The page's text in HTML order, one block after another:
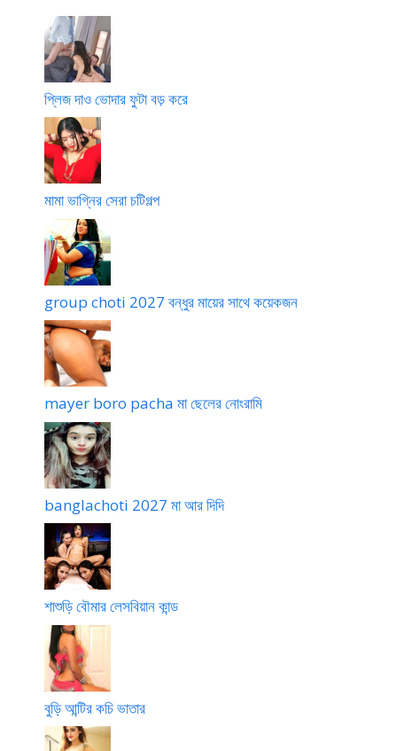
প্লিজ দাও ভোদার ফুটা বড় করে
মামা ভাগ্নির সেরা চটিগল্প
group choti 2027 বন্ধুর মায়ের সাথে কয়েকজন
mayer boro pacha মা ছেলের নোংরামি
banglachoti 2027 মা আর দিদি
শাশুড়ি বৌমার লেসবিয়ান কান্ড
বুড়ি আন্টির কচি ভাতার